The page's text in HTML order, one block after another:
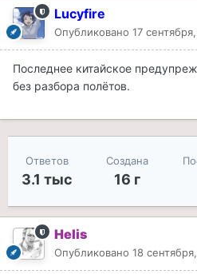
Lucyfire
Опубликовано 17
Последнее китайское
без разбора полётов.
Ответов
3.1 тыс
Создана
16 г
Helis
Опубликовано 18